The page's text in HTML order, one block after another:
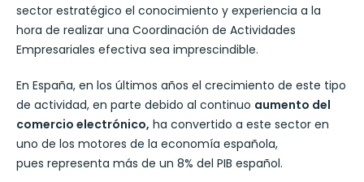
sector estratégico el conocimiento y experiencia a la
hora de realizar una Coordinación de Actividades
Empresariales efectiva sea imprescindible.
En España, en los últimos años el crecimiento de este tipo
de actividad, en parte debido al continuo aumento del
comercio electrónico, ha convertido a este sector en
uno de los motores de la economía española,
pues representa más de un 8% del PIB español.